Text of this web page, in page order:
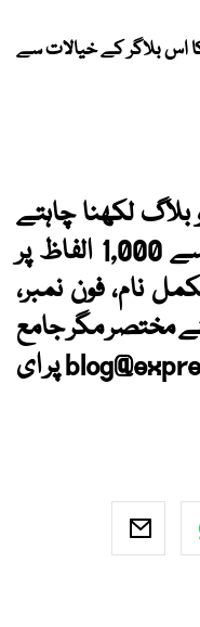
اس بلاگر کے خیالات سے
لکھنا چاہتے
ہیں تو قلم اٹھائیے اور 800 سے 1,000 الفاظ پر
نام، فون نمبر،
مختصر مگر جامع
پر ای